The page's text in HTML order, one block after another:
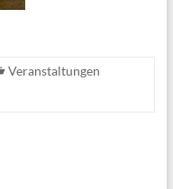
Veranstaltungen